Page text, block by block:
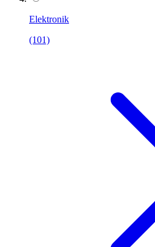
Elektronik
(101)